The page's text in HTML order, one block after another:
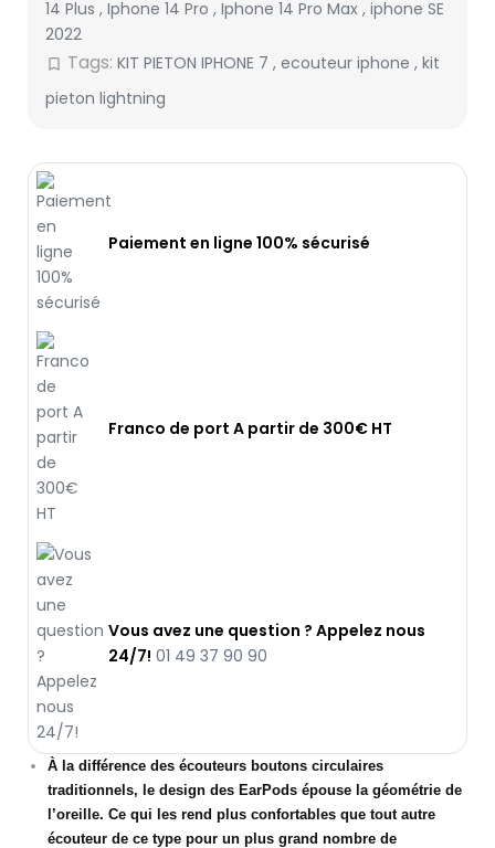
14 Plus , Iphone 14 Pro , Iphone 14 Pro Max , iphone SE
2022
bookmark_border Tags: KIT PIETON IPHONE 7 , ecouteur iphone , kit
pieton lightning
Paiement en ligne 100% sécurisé
Franco de port A partir de 300€ HT
Vous avez une question ? Appelez nous
24/7! 01 49 37 90 90
À la différence des écouteurs boutons circulaires
traditionnels, le design des EarPods épouse la géométrie de
l’oreille. Ce qui les rend plus confortables que tout autre
écouteur de ce type pour un plus grand nombre de